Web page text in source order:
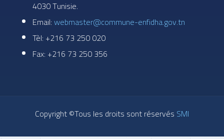
4030 Tunisie.
Email:webmaster@commune-enfidha.gov.tn
Tèl: +216 73 250 020
Fax: +216 73 250 356
Copyright ©Tous les droits sont réservés SMI